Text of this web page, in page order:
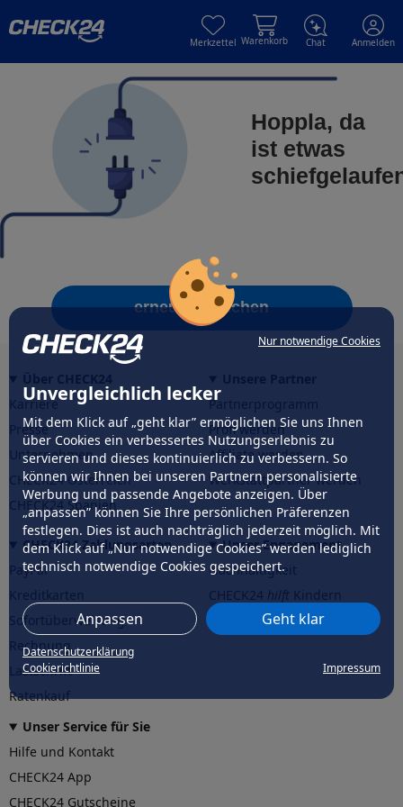
Nur notwendige Cookies
Unvergleichlich lecker
Mit dem Klick auf „geht klar” ermöglichen Sie uns Ihnen
über Cookies ein verbessertes Nutzungserlebnis zu
servieren und dieses kontinuierlich zu verbessern. So
können wir Ihnen bei unseren Partnern personalisierte
Werbung und passende Angebote anzeigen. Über
„anpassen” können Sie Ihre persönlichen Präferenzen
festlegen. Dies ist auch nachträglich jederzeit möglich. Mit
dem Klick auf „Nur notwendige Cookies” werden lediglich
technisch notwendige Cookies gespeichert.
Anpassen Geht klar
Datenschutzerklärung
Cookierichtlinie
Impressum
Merkzettel Warenkorb Chat Anmelden
Hoppla, da
ist etwas
erneut versuchen
Karriere
Presse
Unternehmen
CHECK24 Österreich
CHECK24 Spanien
Partnerprogramm
Profi werden
Affiliate werden
Werkstattpartner werden
CHECK24 Zahlungsarten
PayPal
Sofortüberweisung
Rechnung
Lastschrift
Ratenkauf
Unser Engagement
Nachhaltigkeit
CHECK24hilftder Natur
Unser Service für Sie
Hilfe und Kontakt
CHECK24 App
CHECK24 Gutscheine